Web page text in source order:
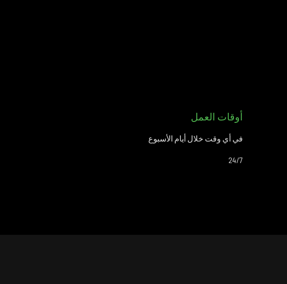
أوقات العمل
في أي وقت خلال أيام الأسبوع
24/7